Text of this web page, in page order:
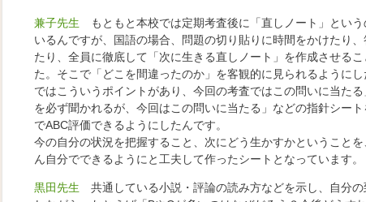
兼子先生 もともと本校では定期考査後に「直しノート」という
いるんですが、国語の場合、問題の切り貼りに時間をかけたり
たり、全員に徹底して「次に生きる直しノート」を作成させる
た。そこで「どこを間違ったのか」を客観的に見られるように
ではこういうポイントがあり、今回の考査ではこの問いに当たる
を必ず聞かれるが、今回はこの問いに当たる」などの指針シー
でABC評価できるようにしたんです。
今の自分の状況を把握すること、次にどう生かすかということ
ん自分でできるようにと工夫して作ったシートとなっています。
黒田先生 共通している小説・評論の読み方などを示し、自分の